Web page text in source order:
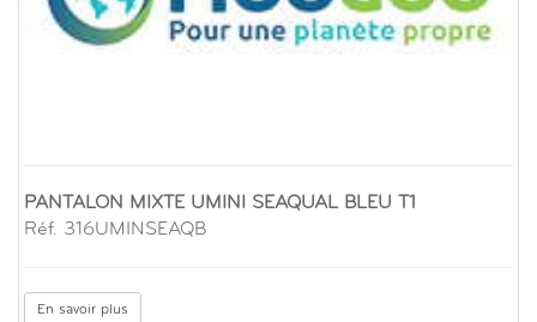
PANTALON MIXTE UMINI SEAQUAL BLEU T1
Réf. 316UMINSEAQB
En savoir plus